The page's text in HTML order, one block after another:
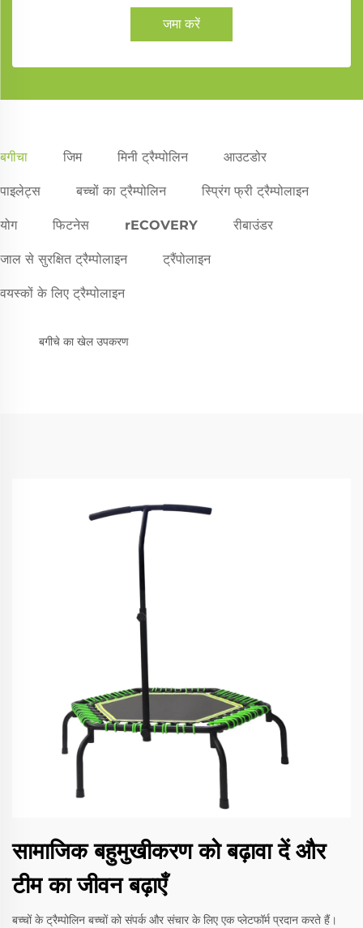
जमा करें
बगीचा जिम मिनी ट्रैम्पोलिन आउटडोर
पाइलेट्स बच्चों का ट्रैम्पोलिन स्प्रिंग फ्री ट्रैम्पोलाइन
योग फिटनेस rECOVERY रीबाउंडर
जाल से सुरक्षित ट्रैम्पोलाइन ट्रैंपोलाइन
वयस्कों के लिए ट्रैम्पोलाइन
बगीचे का खेल उपकरण
सामाजिक बहुमुखीकरण को बढ़ावा दें और
टीम का जीवन बढ़ाएँ
बच्चों के ट्रैम्पोलिन बच्चों को संपर्क और संचार के लिए एक प्लेटफॉर्म प्रदान करते हैं।